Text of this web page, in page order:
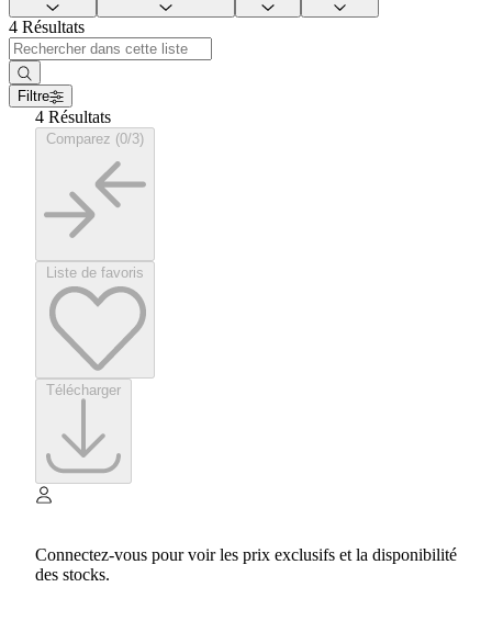
4 Résultats
Filtre
4 Résultats
Connectez-vous pour voir les prix exclusifs et la disponibilité
des stocks.